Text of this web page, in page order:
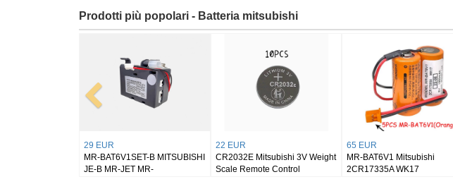
Prodotti più popolari - Batteria mitsubishi
57 EUR
FX3U-32BL Mitsubishi FX3U
GT11-50BAT(10PCS)
20 EUR
FX3U-32BL Mitsubishi FX3U
GT11-50BAT(3PCS)
57 EUR
FX3U-32BL Mitsubishi FX3U
GT11-50BAT 10PCS